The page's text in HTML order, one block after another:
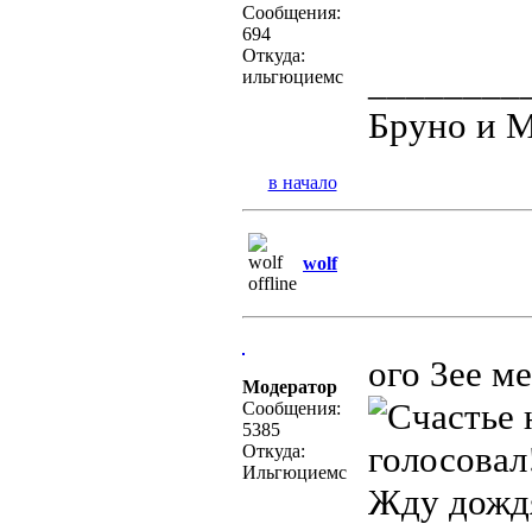
Сообщения:
694
Откуда:
ильгюциемс
Бруно и
в начало
wolf
Модератор
Сообщения:
5385
Откуда:
Ильгюциемс
ого 3ее
Жду